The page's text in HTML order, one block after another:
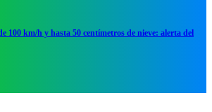
100 km/h y hasta 50 centímetros de nieve: alerta del